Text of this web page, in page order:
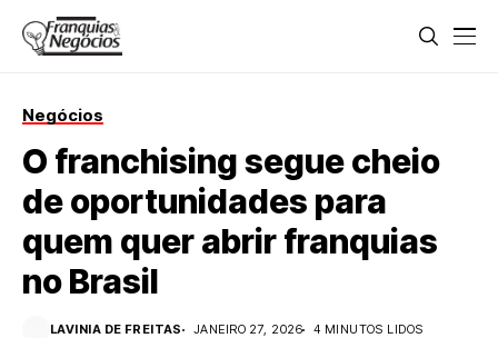
Negócios
O franchising segue cheio
de oportunidades para
quem quer abrir franquias
no Brasil
LAVINIA DE FREITAS JANEIRO 27, 2026
4 MINUTOS LIDOS